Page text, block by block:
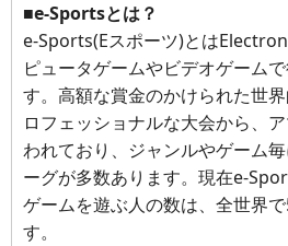
■e-Sportsとは？
e-Sports(Eスポーツ)とは
ピュータゲームやビデオゲーム
す。高額な賞金のかけられた世
ロフェッショナルな大会から、
われており、ジャンルやゲーム
ーグが多数あります。現在e-
ゲームを遊ぶ人の数は、全世界
す。